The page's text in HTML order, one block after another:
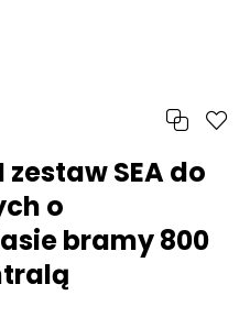
zestaw SEA do
o
bramy 800